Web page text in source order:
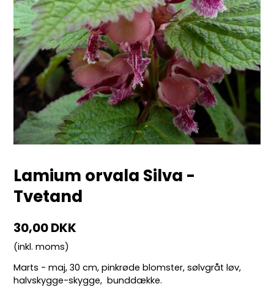
Lamium orvala Silva -
Tvetand
30,00 DKK
(inkl. moms)
Marts - maj, 30 cm, pinkrøde blomster, sølvgråt løv,
halvskygge-skygge, bunddække.